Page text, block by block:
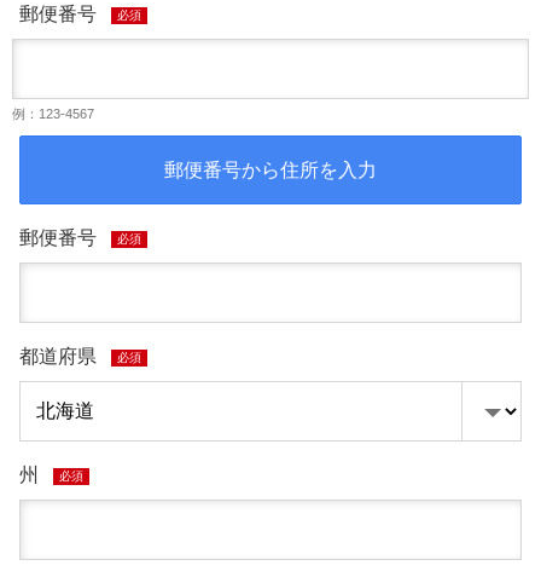
郵便番号 必須
例：123-4567
郵便番号から住所を入力
郵便番号 必須
都道府県 必須
州 必須